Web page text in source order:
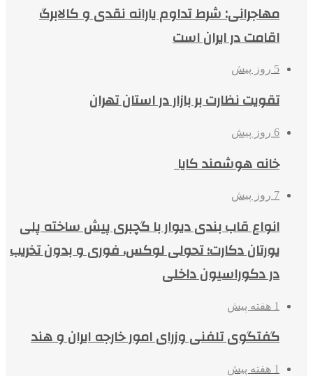
مهاجرانی: شرط تداوم یارانه نقدی و کالابرگ
اقامت در ایران است
5 روز پیش
تقویت نظارت بر بازار در استان تهران
6 روز پیش
خانه هوشمند کایا
7 روز پیش
انواع قاب بندی دیوار با گچبری پیش ساخته پلی
یورتان دکارت؛ تحولی لوکس، فوری و بدون تخریب
در دکوراسیون داخلی
1 هفته پیش
گفتگوی تلفنی وزرای امور خارجه ایران و هند
1 هفته پیش